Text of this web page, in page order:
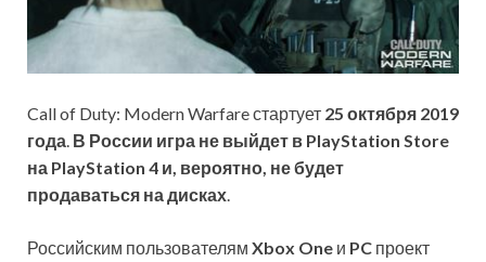
Call of Duty: Modern Warfare стартует 25 октября 2019
года В России игра не выйдет в PlayStation Store
на PlayStation 4 и, вероятно, не будет
продаваться на дисках
Российским пользователям Xbox One и PC проект